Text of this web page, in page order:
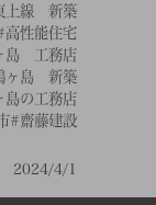
上線 新築
高性能住宅
島 工務店
ヶ島 新築
島の工務店
#齋藤建設
2024/4/1